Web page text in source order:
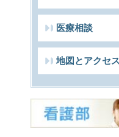
医療相談
地図とアクセス